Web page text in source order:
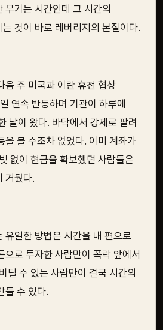
무기는 시간인데 그 시간의
것이 바로 레버리지의 본질이다.
음 주 미국과 이란 휴전 협상
연속 반등하며 기관이 하루에
날이 왔다. 바닥에서 강제로 팔려
을 볼 수조차 없었다. 이미 계좌가
없이 현금을 확보했던 사람들은
거뒀다.
유일한 방법은 시간을 내 편으로
으로 투자한 사람만이 폭락 앞에서
틸 수 있는 사람만이 결국 시간의
들 수 있다.